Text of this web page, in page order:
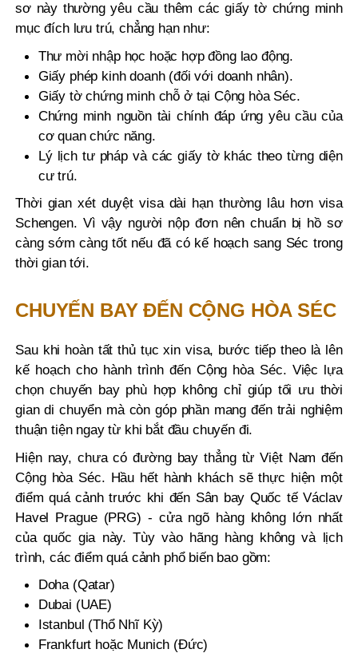
sơ này thường yêu cầu thêm các giấy tờ chứng minh
mục đích lưu trú, chẳng hạn như:
Thư mời nhập học hoặc hợp đồng lao động.
Giấy phép kinh doanh (đối với doanh nhân).
Giấy tờ chứng minh chỗ ở tại Cộng hòa Séc.
Chứng minh nguồn tài chính đáp ứng yêu cầu của
cơ quan chức năng.
Lý lịch tư pháp và các giấy tờ khác theo từng diện
cư trú.
Thời gian xét duyệt visa dài hạn thường lâu hơn visa
Schengen. Vì vậy người nộp đơn nên chuẩn bị hồ sơ
càng sớm càng tốt nếu đã có kế hoạch sang Séc trong
thời gian tới.
CHUYẾN BAY ĐẾN CỘNG HÒA SÉC
Sau khi hoàn tất thủ tục xin visa, bước tiếp theo là lên
kế hoạch cho hành trình đến Cộng hòa Séc. Việc lựa
chọn chuyến bay phù hợp không chỉ giúp tối ưu thời
gian di chuyển mà còn góp phần mang đến trải nghiệm
thuận tiện ngay từ khi bắt đầu chuyến đi.
Hiện nay, chưa có đường bay thẳng từ Việt Nam đến
Cộng hòa Séc. Hầu hết hành khách sẽ thực hiện một
điểm quá cảnh trước khi đến Sân bay Quốc tế Václav
Havel Prague (PRG) - cửa ngõ hàng không lớn nhất
của quốc gia này. Tùy vào hãng hàng không và lịch
trình, các điểm quá cảnh phổ biến bao gồm:
Doha (Qatar)
Dubai (UAE)
Istanbul (Thổ Nhĩ Kỳ)
Frankfurt hoặc Munich (Đức)